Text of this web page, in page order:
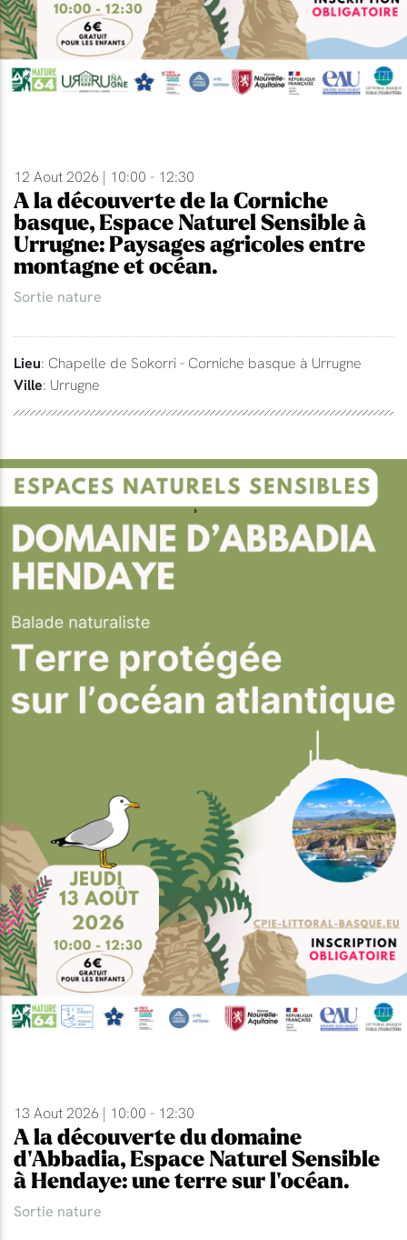
12 Aout 2026 | 10:00 - 12:30
A la découverte de la Corniche
basque, Espace Naturel Sensible à
Urrugne: Paysages agricoles entre
montagne et océan.
Sortie nature
Lieu: Chapelle de Sokorri - Corniche basque à Urrugne
Ville: Urrugne
13 Aout 2026 | 10:00 - 12:30
A la découverte du domaine
d'Abbadia, Espace Naturel Sensible
à Hendaye: une terre sur l'océan.
Sortie nature